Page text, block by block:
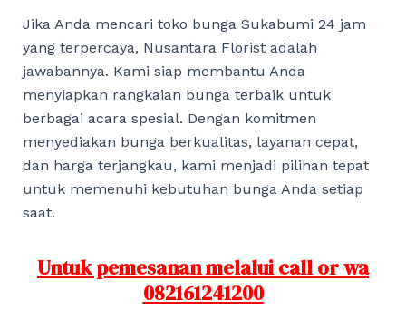
Jika Anda mencari toko bunga Sukabumi 24 jam
yang terpercaya, Nusantara Florist adalah
jawabannya. Kami siap membantu Anda
menyiapkan rangkaian bunga terbaik untuk
berbagai acara spesial. Dengan komitmen
menyediakan bunga berkualitas, layanan cepat,
dan harga terjangkau, kami menjadi pilihan tepat
untuk memenuhi kebutuhan bunga Anda setiap
saat.
Untuk pemesanan melalui call or wa
082161241200